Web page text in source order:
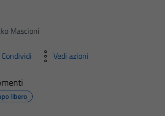
Mascioni
Condividi Vedi azioni
libero